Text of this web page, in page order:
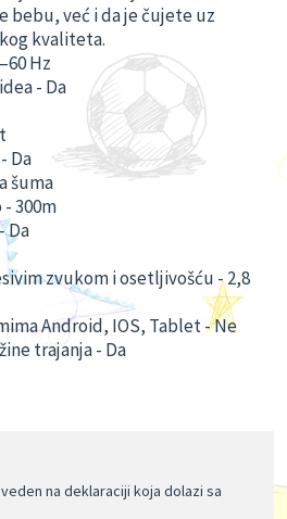
bebu, već i da je čujete uz
kvaliteta.
Hz
- Da
Da
šuma
300m
Da
zvukom i osetljivošću - 2,8
Android, IOS, Tablet - Ne
trajanja - Da
na deklaraciji koja dolazi sa